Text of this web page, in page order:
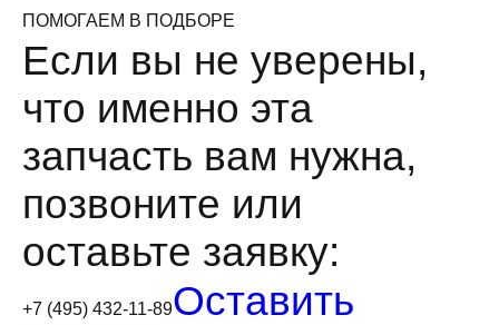
ПОМОГАЕМ В ПОДБОРЕ
Если вы не уверены,
что именно эта
запчасть вам нужна,
позвоните или
оставьте заявку:
+7 (495) 432-11-89Оставить